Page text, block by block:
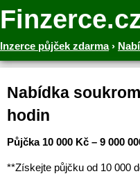
Inzerce půjček zdarma›
Nabídka
hodin
Půjčka 10 000 Kč – 9 000
**Získejte půjčku od 10 000